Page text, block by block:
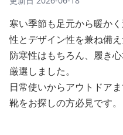
寒い季節も足元から暖か
性とデザイン性を兼ね備
防寒性はもちろん、履き
厳選しました。
日常使いからアウトドア
靴をお探しの方必見です。